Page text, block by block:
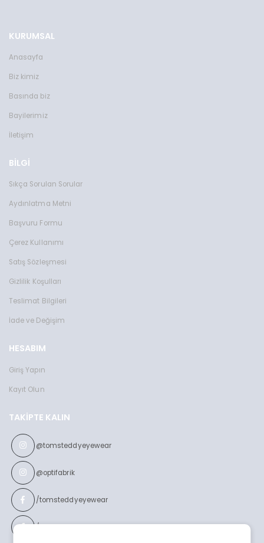
KURUMSAL
Anasayfa
Biz kimiz
Basında biz
Bayilerimiz
İletişim
BİLGİ
Sıkça Sorulan Sorular
Aydınlatma Metni
Başvuru Formu
Çerez Kullanımı
Satış Sözleşmesi
Gizlilik Koşulları
Teslimat Bilgileri
İade ve Değişim
HESABIM
Giriş Yapın
Kayıt Olun
TAKIPTE KALIN
@tomsteddyeyewear
@optifabrik
/tomsteddyeyewear
/optifabrikeyewear